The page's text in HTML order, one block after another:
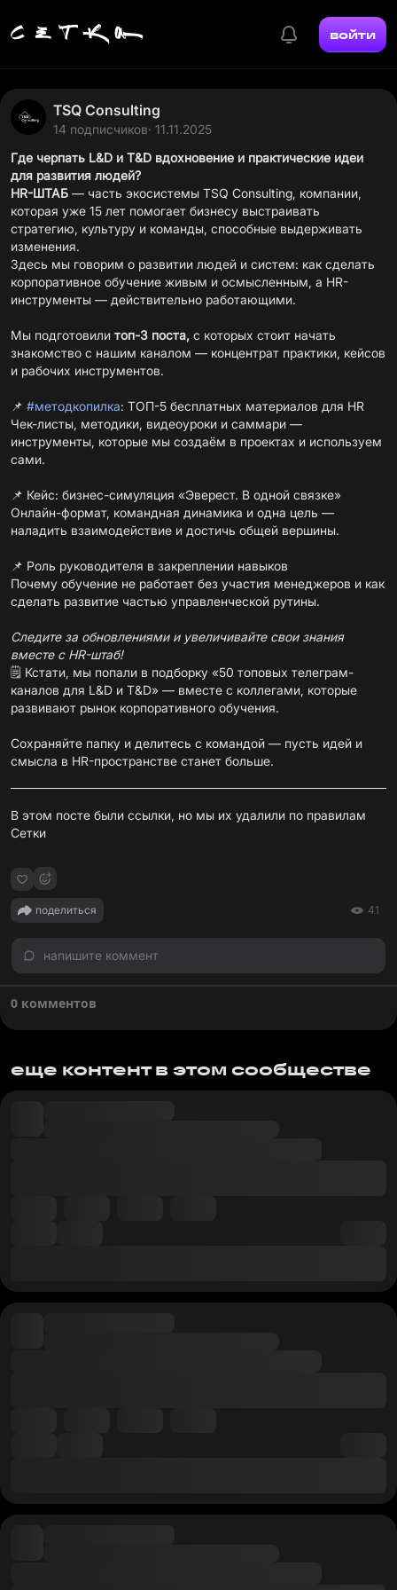
войти
TSQ Consulting
14 подписчиков· 11.11.2025
Где черпать L&D и T&D вдохновение и практические идеи
для развития людей?
HR-ШТАБ — часть экосистемы TSQ Consulting, компании,
которая уже 15 лет помогает бизнесу выстраивать
стратегию, культуру и команды, способные выдерживать
изменения.
Здесь мы говорим о развитии людей и систем: как сделать
корпоративное обучение живым и осмысленным, а HR-
инструменты — действительно работающими.
Мы подготовили топ-3 поста, с которых стоит начать
знакомство с нашим каналом — концентрат практики, кейсов
и рабочих инструментов.
📌 #методкопилка: ТОП-5 бесплатных материалов для HR
Чек-листы, методики, видеоуроки и саммари —
инструменты, которые мы создаём в проектах и используем
сами.
📌 Кейс: бизнес-симуляция «Эверест. В одной связке»
Онлайн-формат, командная динамика и одна цель —
наладить взаимодействие и достичь общей вершины.
📌 Роль руководителя в закреплении навыков
Почему обучение не работает без участия менеджеров и как
сделать развитие частью управленческой рутины.
Следите за обновлениями и увеличивайте свои знания
вместе с HR-штаб!
🗒 Кстати, мы попали в подборку «50 топовых телеграм-
каналов для L&D и T&D» — вместе с коллегами, которые
развивают рынок корпоративного обучения.
Сохраняйте папку и делитесь с командой — пусть идей и
смысла в HR-пространстве станет больше.
В этом посте были ссылки, но мы их удалили по правилам
Сетки
поделиться 41
напишите коммент
0 комментов
еще контент в этом сообществе